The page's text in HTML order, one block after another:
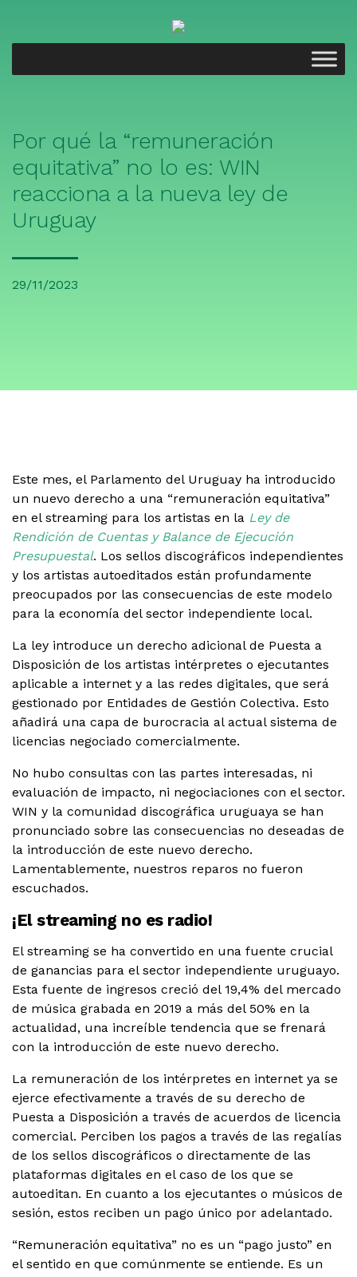
Por qué la “remuneración
equitativa” no lo es: WIN
reacciona a la nueva ley de
Uruguay
29/11/2023
Este mes, el Parlamento del Uruguay ha introducido
un nuevo derecho a una “remuneración equitativa”
en el streaming para los artistas en la Ley de
Rendición de Cuentas y Balance de Ejecución
Presupuestal. Los sellos discográficos independientes
y los artistas autoeditados están profundamente
preocupados por las consecuencias de este modelo
para la economía del sector independiente local.
La ley introduce un derecho adicional de Puesta a
Disposición de los artistas intérpretes o ejecutantes
aplicable a internet y a las redes digitales, que será
gestionado por Entidades de Gestión Colectiva. Esto
añadirá una capa de burocracia al actual sistema de
licencias negociado comercialmente.
No hubo consultas con las partes interesadas, ni
evaluación de impacto, ni negociaciones con el sector.
WIN y la comunidad discográfica uruguaya se han
pronunciado sobre las consecuencias no deseadas de
la introducción de este nuevo derecho.
Lamentablemente, nuestros reparos no fueron
escuchados.
¡El streaming no es radio!
El streaming se ha convertido en una fuente crucial
de ganancias para el sector independiente uruguayo.
Esta fuente de ingresos creció del 19,4% del mercado
de música grabada en 2019 a más del 50% en la
actualidad, una increíble tendencia que se frenará
con la introducción de este nuevo derecho.
La remuneración de los intérpretes en internet ya se
ejerce efectivamente a través de su derecho de
Puesta a Disposición a través de acuerdos de licencia
comercial. Perciben los pagos a través de las regalías
de los sellos discográficos o directamente de las
plataformas digitales en el caso de los que se
autoeditan. En cuanto a los ejecutantes o músicos de
sesión, estos reciben un pago único por adelantado.
“Remuneración equitativa” no es un “pago justo” en
el sentido en que comúnmente se entiende. Es un